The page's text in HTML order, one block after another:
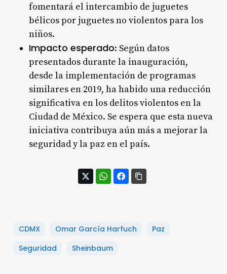
fomentará el intercambio de juguetes
bélicos por juguetes no violentos para los
niños.
Impacto esperado: Según datos
presentados durante la inauguración,
desde la implementación de programas
similares en 2019, ha habido una reducción
significativa en los delitos violentos en la
Ciudad de México. Se espera que esta nueva
iniciativa contribuya aún más a mejorar la
seguridad y la paz en el país.
CDMX Omar García Harfuch
Paz
Seguridad
Sheinbaum